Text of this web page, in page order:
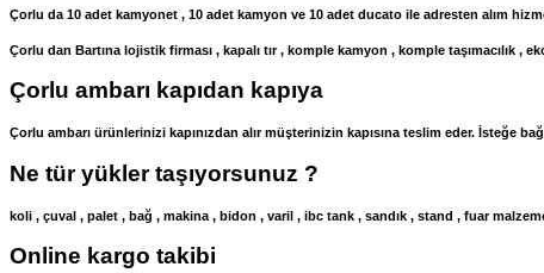
Çorlu da 10 adet kamyonet , 10 adet kamyon ve 10 adet ducato ile adresten alım
Çorlu dan Bartına lojistik firması , kapalı tır , komple kamyon , komple taşımacılık ,
Çorlu ambarı kapıdan kapıya
Çorlu ambarı ürünlerinizi kapınızdan alır müşterinizin kapısına teslim eder. İsteğe
Ne tür yükler taşıyorsunuz ?
koli , çuval , palet , bağ , makina , bidon , varil , ibc tank , sandık , stand , fuar
Online kargo takibi